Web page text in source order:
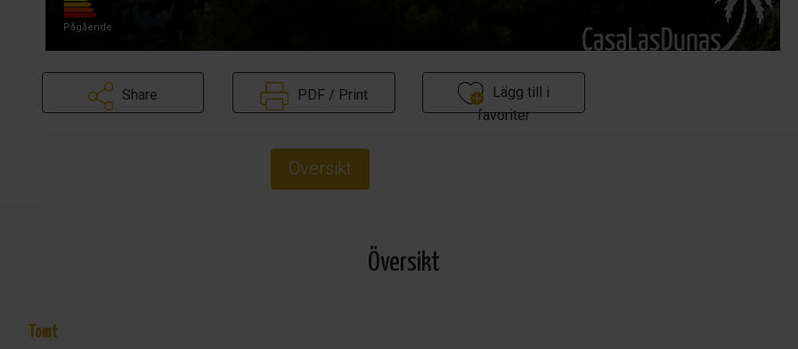
Pågående
Share PDF / Print
Lägg till i
favoriter
Översikt
Översikt
Tomt